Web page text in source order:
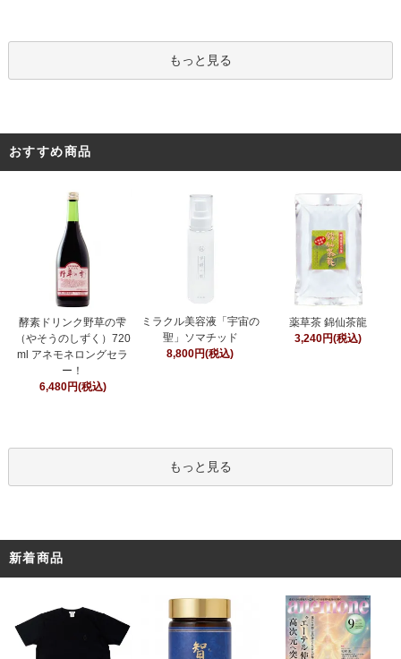
もっと見る
おすすめ商品
酵素ドリンク野草の雫
（やそうのしずく）720
ml アネモネロングセラ
ー！
6,480円(税込)
ミラクル美容液「宇宙の
聖」ソマチッド
8,800円(税込)
薬草茶 錦仙茶龍
3,240円(税込)
もっと見る
新着商品